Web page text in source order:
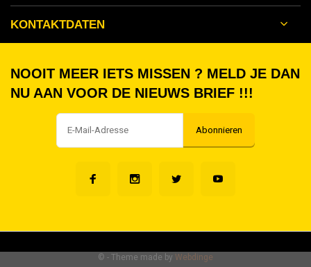
KONTAKTDATEN
NOOIT MEER IETS MISSEN ? MELD JE DAN
NU AAN VOOR DE NIEUWS BRIEF !!!
Abonnieren
© - Theme made by Webdinge